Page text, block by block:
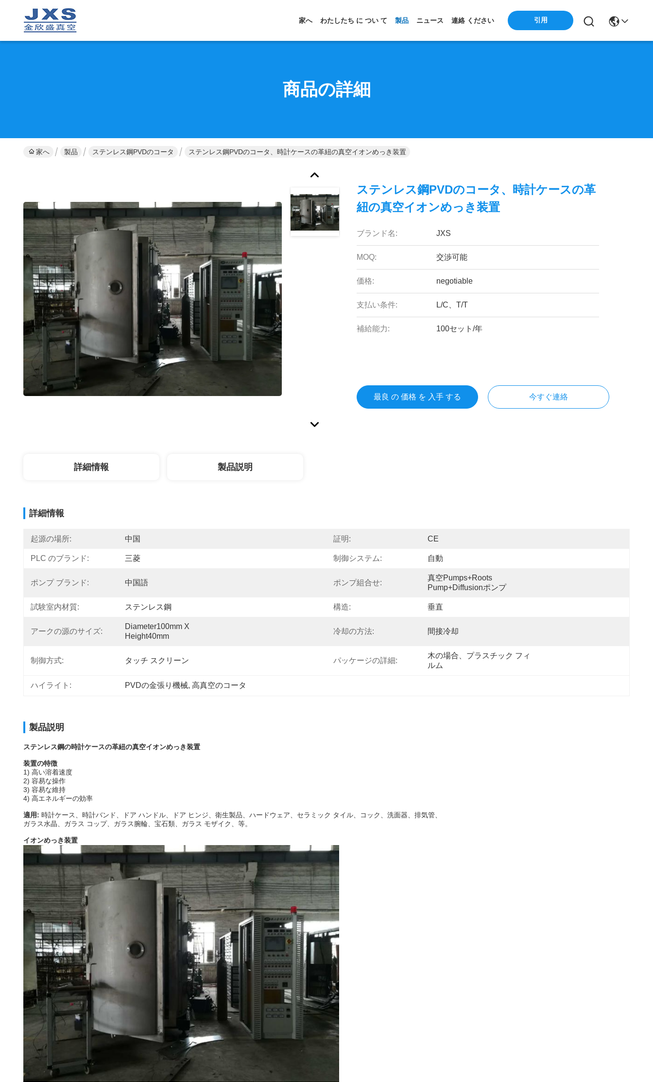
家へ わたしたち に つい て 製品 ニュース 連絡 ください 引用
商品の詳細
家へ 製品 ステンレス鋼PVDのコータ ステンレス鋼PVDのコータ、時計ケースの革紐の真空イオンめっき装置
ステンレス鋼PVDのコータ、時計ケースの革
紐の真空イオンめっき装置
ブランド名: JXS
MOQ: 交渉可能
価格: negotiable
支払い条件: L/C、T/T
補給能力: 100セット/年
最良 の 価格 を 入手 する 今すぐ連絡
詳細情報 製品説明
詳細情報
起源の場所: 中国 証明: CE
PLC のブランド: 三菱 制御システム: 自動
ポンプ ブランド: 中国語 ポンプ組合せ:
真空Pumps+Roots
Pump+Diffusionポンプ
試験室内材質: ステンレス鋼 構造: 垂直
アークの源のサイズ:
Diameter100mm X
Height40mm
冷却の方法: 間接冷却
制御方式: タッチ スクリーン パッケージの詳細:
木の場合、プラスチック フィ
ルム
ハイライト: PVDの金張り機械, 高真空のコータ
製品説明
ステンレス鋼の時計ケースの革紐の真空イオンめっき装置
装置の特徴
1) 高い溶着速度
2) 容易な操作
3) 容易な維持
4) 高エネルギーの効率
適用: 時計ケース、時計バンド、ドア ハンドル、ドア ヒンジ、衛生製品、ハードウェア、セラミック タイル、コック、洗面器、排気管、
ガラス水晶、ガラス コップ、ガラス腕輪、宝石類、ガラス モザイク、等。
イオンめっき装置